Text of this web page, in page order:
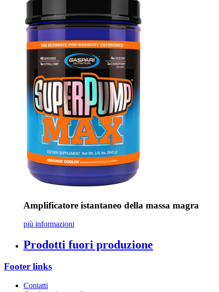
Amplificatore istantaneo della massa magra
più informazioni
Prodotti fuori produzione
Footer links
Contatti